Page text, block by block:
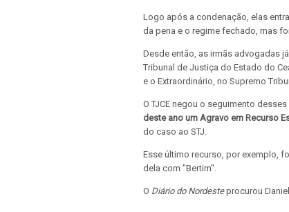
Logo após a condenação, elas
da pena e o regime fechado, mas
Desde então, as irmãs advogadas
Tribunal de Justiça do Estado do
e o Extraordinário, no Supremo
O TJCE negou o seguimento
deste ano um Agravo em Recurso
do caso ao STJ.
Esse último recurso, por exemplo,
dela com "Bertim".
O Diário do Nordesteprocurou